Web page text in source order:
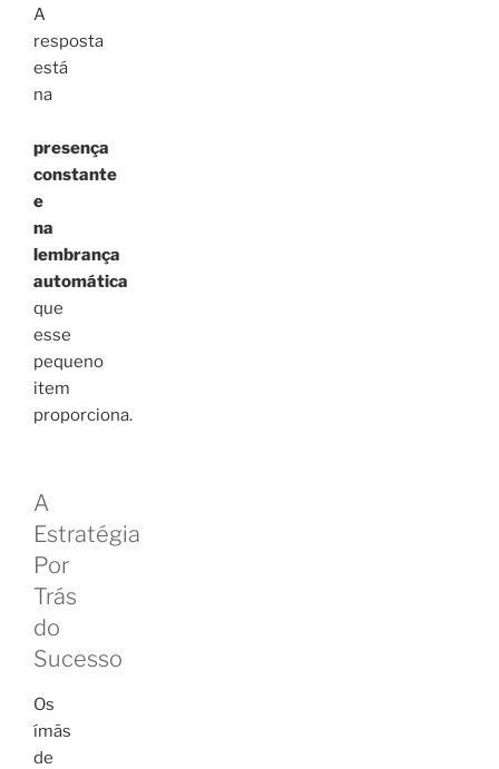
A
resposta
está
na
presença
constante
e
na
lembrança
automática
que
esse
pequeno
item
proporciona.
A
Estratégia
Por
Trás
do
Sucesso
Os
ímãs
de